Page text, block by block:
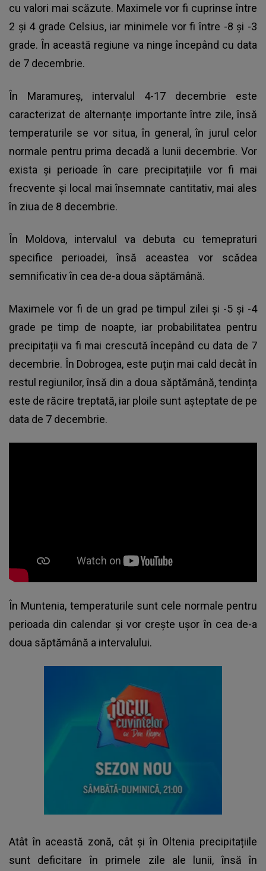
cu valori mai scăzute. Maximele vor fi cuprinse între
2 și 4 grade Celsius, iar minimele vor fi între -8 și -3
grade. În această regiune va ninge începând cu data
de 7 decembrie.
În Maramureș, intervalul 4-17 decembrie este
caracterizat de alternanțe importante între zile, însă
temperaturile se vor situa, în general, în jurul celor
normale pentru prima decadă a lunii decembrie. Vor
exista și perioade în care precipitațiile vor fi mai
frecvente și local mai însemnate cantitativ, mai ales
în ziua de 8 decembrie.
În Moldova, intervalul va debuta cu temepraturi
specifice perioadei, însă aceastea vor scădea
semnificativ în cea de-a doua săptămână.
Maximele vor fi de un grad pe timpul zilei și -5 și -4
grade pe timp de noapte, iar probabilitatea pentru
precipitații va fi mai crescută începând cu data de 7
decembrie. În Dobrogea, este puțin mai cald decât în
restul regiunilor, însă din a doua săptămână, tendința
este de răcire treptată, iar ploile sunt așteptate de pe
data de 7 decembrie.
În Muntenia, temperaturile sunt cele normale pentru
perioada din calendar și vor crește ușor în cea de-a
doua săptămână a intervalului.
Atât în această zonă, cât și în Oltenia precipitațiile
sunt deficitare în primele zile ale lunii, însă în